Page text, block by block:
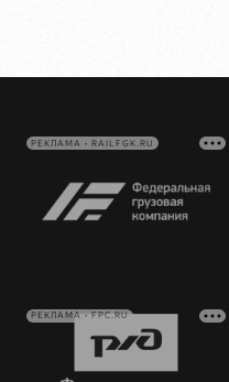
РЕКЛАМА • RAILFGK.RU
РЕКЛАМА • FPC.RU